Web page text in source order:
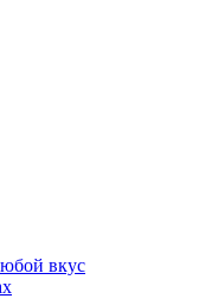
вкус